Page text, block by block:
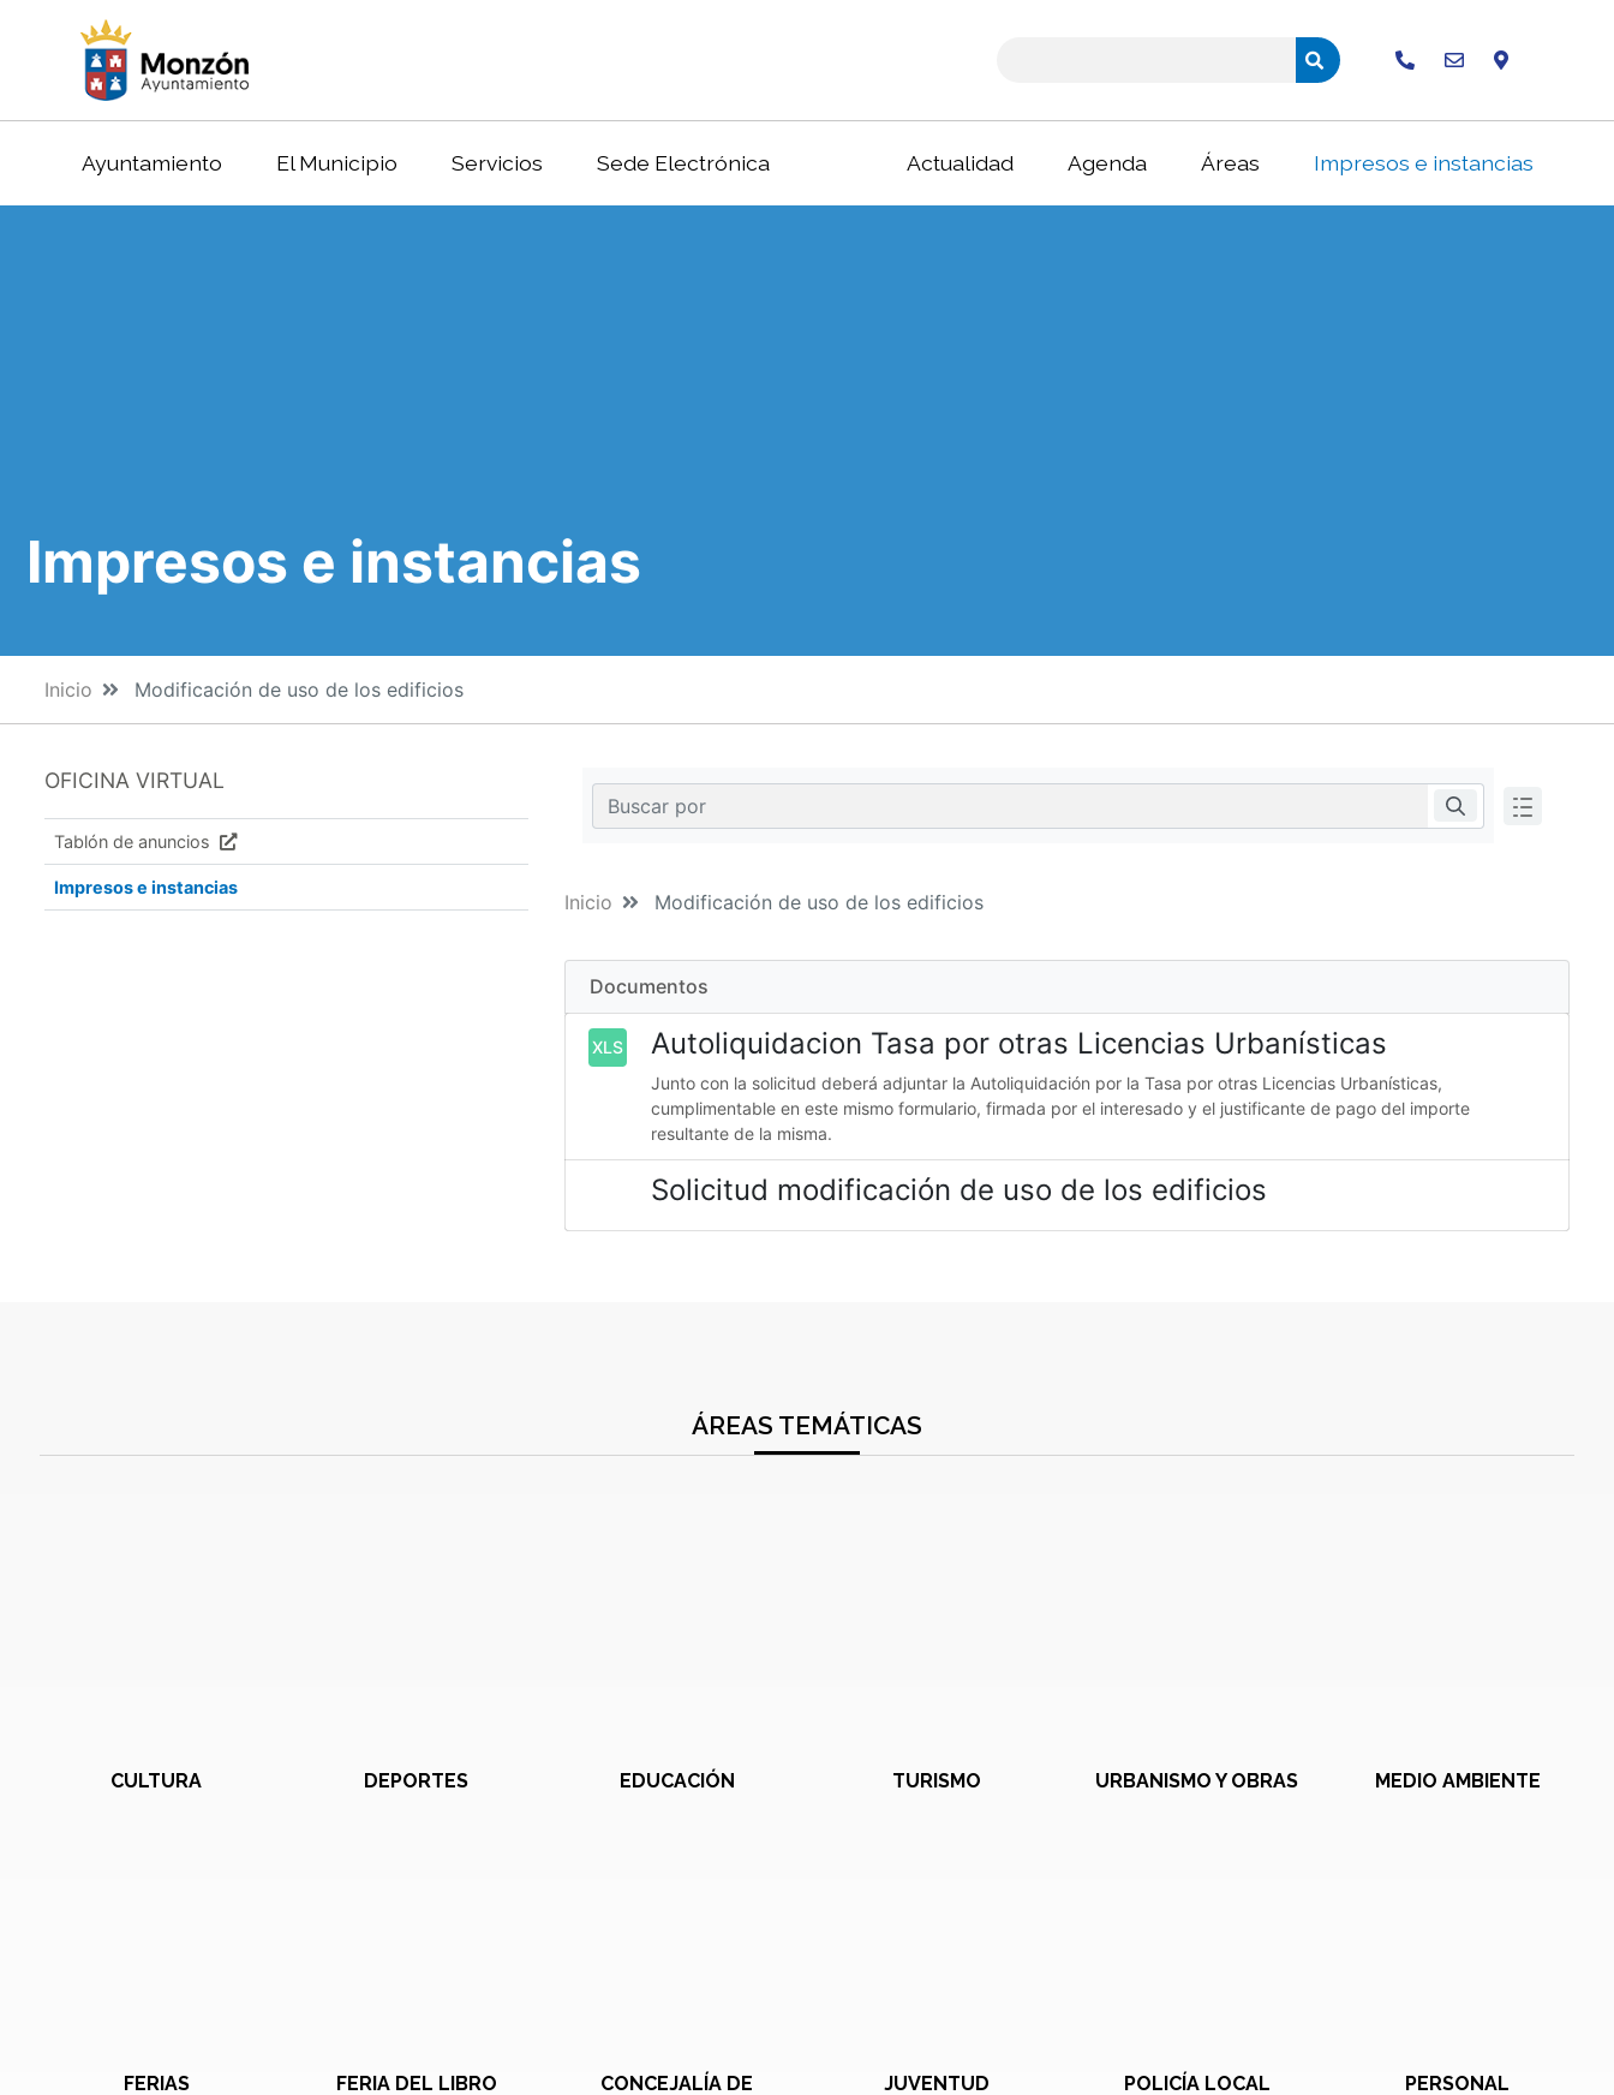
Ayuntamiento El Municipio Servicios Sede Electrónica Actualidad Agenda Áreas Impresos e instancias
Impresos e instancias
Inicio Modificación de uso de los edificios
OFICINA VIRTUAL
Tablón de anuncios
Impresos e instancias
Inicio Modificación de uso de los edificios
Documentos
XLS Autoliquidacion Tasa por otras Licencias Urbanísticas
Junto con la solicitud deberá adjuntar la Autoliquidación por la Tasa por otras Licencias Urbanísticas,
cumplimentable en este mismo formulario, firmada por el interesado y el justificante de pago del importe
resultante de la misma.
Solicitud modificación de uso de los edificios
ÁREAS TEMÁTICAS
CULTURA DEPORTES EDUCACIÓN TURISMO URBANISMO Y OBRAS MEDIO AMBIENTE
FERIAS
FERIA DEL LIBRO
CONCEJALÍA DE
JUVENTUD POLICÍA LOCAL PERSONAL